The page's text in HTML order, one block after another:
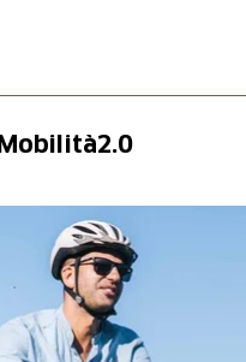
Mobilità2.0